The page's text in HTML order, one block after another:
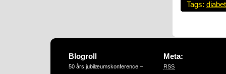
Tags:
Blogroll
50 års jubilæumskonference –
Meta:
RSS